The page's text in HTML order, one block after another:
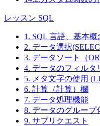
レッスン SQL
1. SQL 言語、基本概
2. データ選択
3. データソート（
4. データのフィルタ
5. メタ文字の使用
6. 計算（計算）欄
7. データ処理機能
8. データのグループ
9. サブリクエスト